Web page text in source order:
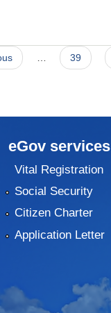
39
eGov services
Vital Registration
Social Security
Citizen Charter
Application Letter